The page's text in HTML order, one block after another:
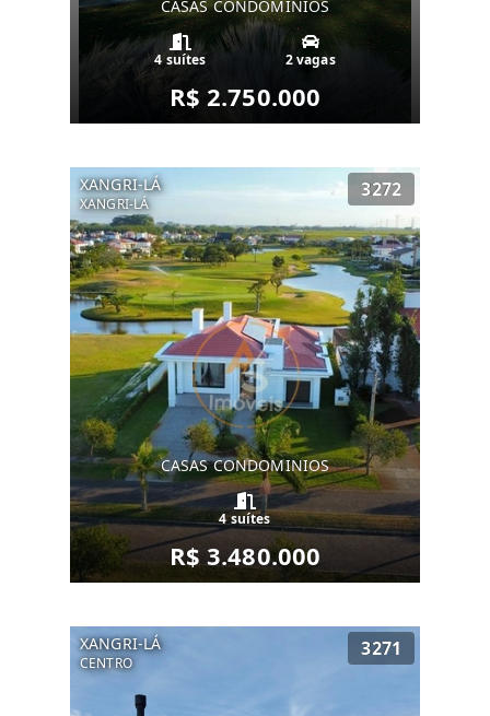
CASAS CONDOMINIOS
4 suítes 2 vagas
R$ 2.750.000
XANGRI-LÁ
XANGRI-LÁ
3272
CASAS CONDOMINIOS
4 suítes
R$ 3.480.000
XANGRI-LÁ
CENTRO
3271